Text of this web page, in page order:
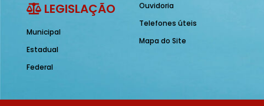
LEGISLAÇÃO
Municipal
Estadual
Federal
Ouvidoria
Telefones úteis
Mapa do Site